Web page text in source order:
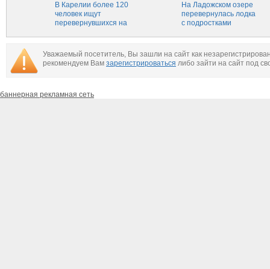
детей
новости
В Карелии более 120
человек ищут
перевернувшихся на
На Ладожском озере
перевернулась лодка
с подростками
Уважаемый посетитель, Вы зашли на сайт как
рекомендуем Вам зарегистрироваться либо зайти на сайт под
баннерная рекламная сеть